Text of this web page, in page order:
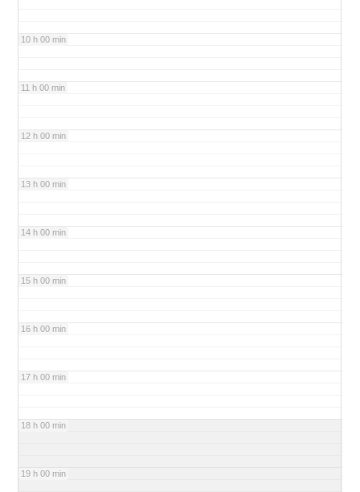
10 h 00 min
11 h 00 min
12 h 00 min
13 h 00 min
14 h 00 min
15 h 00 min
16 h 00 min
17 h 00 min
18 h 00 min
19 h 00 min